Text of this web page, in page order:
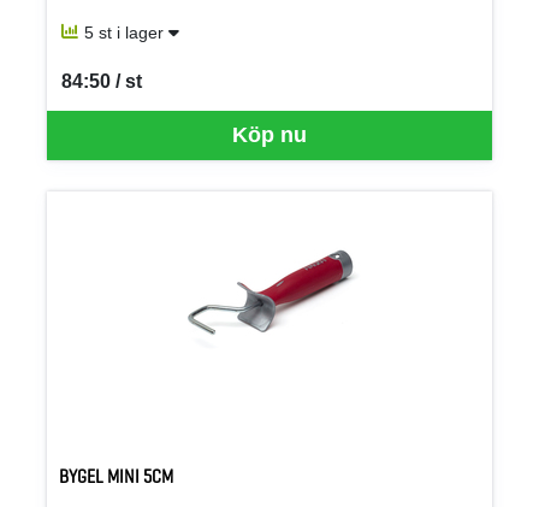
5 st i lager
Köp nu
84:50 / st
SEK per ST
BYGEL MINI 5CM